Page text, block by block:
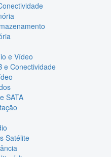
e Vídeo
e Conectividade
SATA
Satélite